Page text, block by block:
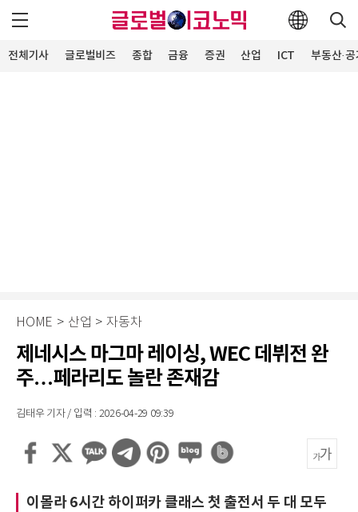
전체기사 글로벌비즈 종합 금융 증권 산업 ICT 부동산·
HOME > 산업 > 자동차
제네시스 마그마 레이싱, WEC 데뷔전 완
주…페라리도 놀란 존재감
김태우 기자 / 입력 : 2026-04-29 09:39
이몰라 6시간 하이퍼카 클래스 첫 출전서 두 대 모두